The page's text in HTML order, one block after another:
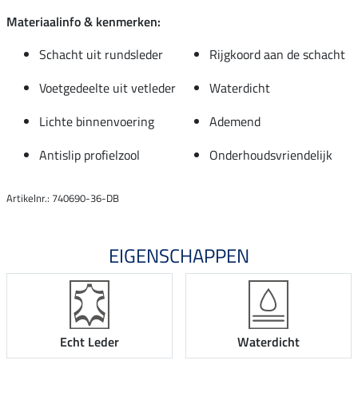
Materiaalinfo & kenmerken:
Schacht uit rundsleder
Rijgkoord aan de schacht
Voetgedeelte uit vetleder
Waterdicht
Lichte binnenvoering
Ademend
Antislip profielzool
Onderhoudsvriendelijk
Artikelnr.: 740690-36-DB
EIGENSCHAPPEN
Echt Leder Waterdicht